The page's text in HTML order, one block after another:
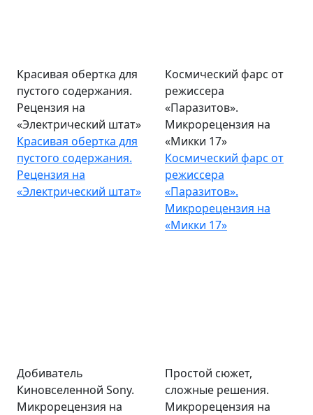
Красивая обертка для
пустого содержания.
Рецензия на
«Электрический штат»
Красивая обертка для
пустого содержания.
Рецензия на
«Электрический штат»
Космический фарс от
режиссера
«Паразитов».
Микрорецензия на
«Микки 17»
Космический фарс от
режиссера
«Паразитов».
Микрорецензия на
«Микки 17»
Добиватель
Киновселенной Sony.
Микрорецензия на
Простой сюжет,
сложные решения.
Микрорецензия на